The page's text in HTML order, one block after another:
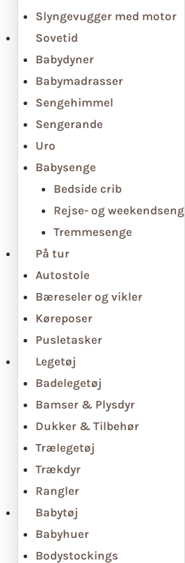
Slyngevugger med motor
Sovetid
Babydyner
Babymadrasser
Sengehimmel
Sengerande
Uro
Babysenge
Bedside crib
Rejse- og weekendseng
Tremmesenge
På tur
Autostole
Bæreseler og vikler
Køreposer
Pusletasker
Legetøj
Badelegetøj
Bamser & Plysdyr
Dukker & Tilbehør
Trælegetøj
Trækdyr
Rangler
Babytøj
Babyhuer
Bodystockings